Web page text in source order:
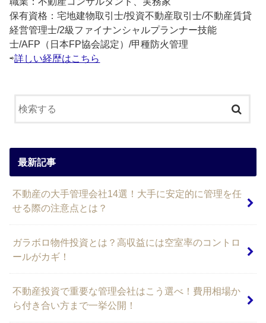
保有資格：宅地建物取引士/投資不動産取引士/不動産賃貸
経営管理士/2級ファイナンシャルプランナー技能
士/AFP（日本FP協会認定）/甲種防火管理
⇨詳しい経歴はこちら
最新記事
不動産の大手管理会社14選！大手に安定的に管理を任
せる際の注意点とは？
ガラボロ物件投資とは？高収益には空室率のコントロ
ールがカギ！
不動産投資で重要な管理会社はこう選べ！費用相場か
ら付き合い方まで一挙公開！